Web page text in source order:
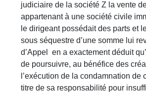
judiciaire de la société Z la vente
appartenant à une société civile
le dirigeant possédait des parts et
sous séquestre d’une somme lui
d’Appel en a exactement déduit
de poursuivre, au bénéfice des
l’exécution de la condamnation de
titre de sa responsabilité pour